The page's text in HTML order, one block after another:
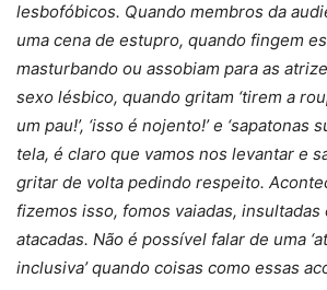
lesbofóbicos. Quando membros da
uma cena de estupro, quando fingem
masturbando ou assobiam para as
sexo lésbico, quando gritam ‘tirem a
um pau!’, ‘isso é nojento!’ e ‘sapatonas
tela, é claro que vamos nos levantar e
gritar de volta pedindo respeito.
fizemos isso, fomos vaiadas, insultadas
atacadas. Não é possível falar de uma
inclusiva’ quando coisas como essas